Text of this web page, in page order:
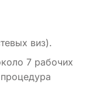
виз).
7 рабочих